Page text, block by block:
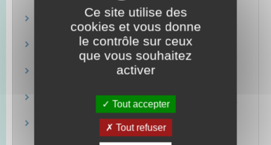
Peut-on se marier avec un membre de sa
famille ?
Témoins d'un mariage : quelles sont les règles
Mariage, Pacs ou concubinage (union libre) :
Changement de nom suite à un mariage : faut-
il modifier la carte grise ?
Traduction d'un document : comment trouver
un traducteur agréé ?
Ce site utilise des
cookies et vous donne
le contrôle sur ceux
que vous souhaitez
activer
Tout accepter
Tout refuser